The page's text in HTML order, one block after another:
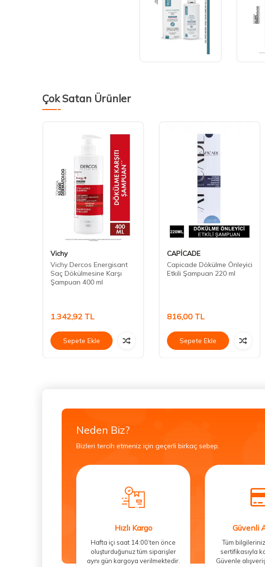
Çok Satan Ürünler
Vichy
Vichy Dercos Energisant
Saç Dökülmesine Karşı
Şampuan 400 ml
1.342,92 TL
Sepete Ekle
CAPİCADE
Capicade Dökülme Önleyici
Etkili Şampuan 220 ml
816,00 TL
Sepete Ekle
Neden Biz?
Bizleri tercih etmeniz için geçerli birkaç sebep.
Hızlı Kargo
Hafta içi saat 14:00’ten önce
oluşturduğunuz tüm siparişler
aynı gün kargoya verilmektedir.
Güvenli
Tüm
sertifikasıyla
Güvenle